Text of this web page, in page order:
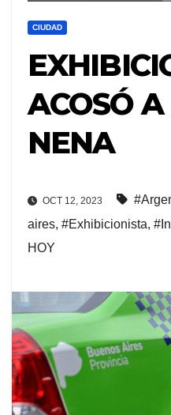
CIUDAD
ACOSÓ
NENA
OCT 12, 2023
aires, #Exhibicionista,
HOY